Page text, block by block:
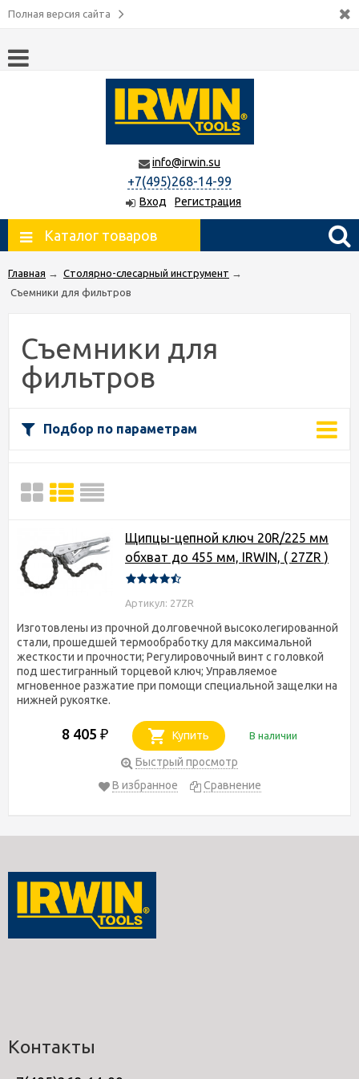
Полная версия сайта
info@irwin.su
+7(495)268-14-99
Вход Регистрация
Каталог товаров
Главная → Столярно-слесарный инструмент →
Съемники для фильтров
Съемники для
фильтров
Подбор по параметрам
Щипцы-цепной ключ 20R/225 мм
обхват до 455 мм, IRWIN, ( 27ZR )
Артикул: 27ZR
Изготовлены из прочной долговечной высоколегированной
стали, прошедшей термообработку для максимальной
жесткости и прочности; Регулировочный винт с головкой
под шестигранный торцевой ключ; Управляемое
мгновенное разжатие при помощи специальной защелки на
нижней рукоятке.
8 405 ₽ Купить В наличии
Быстрый просмотр
В избранное
Сравнение
Контакты